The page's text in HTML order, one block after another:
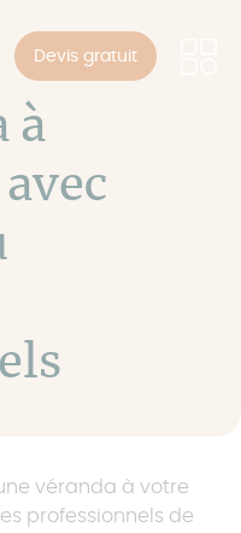
Devis gratuit
à
véranda à votre
professionnels de